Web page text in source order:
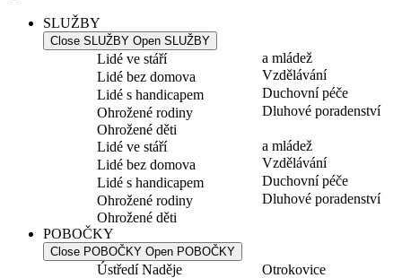
SLUŽBY
Close SLUŽBY Open SLUŽBY
Lidé ve stáří
Lidé bez domova
Lidé s handicapem
Ohrožené rodiny
Ohrožené děti
a mládež
Vzdělávání
Duchovní péče
Dluhové poradenství
Lidé ve stáří
Lidé bez domova
Lidé s handicapem
Ohrožené rodiny
Ohrožené děti
a mládež
Vzdělávání
Duchovní péče
Dluhové poradenství
POBOČKY
Close POBOČKY Open POBOČKY
Ústředí Naděje
Otrokovice